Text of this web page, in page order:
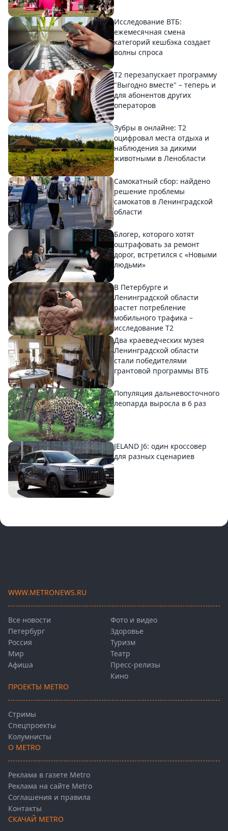
Исследование ВТБ:
ежемесячная смена
категорий кешбэка создает
волны спроса
Т2 перезапускает программу
"Выгодно вместе" – теперь и
для абонентов других
операторов
Зубры в онлайне: Т2
оцифровал места отдыха и
наблюдения за дикими
животными в Ленобласти
Самокатный сбор: найдено
решение проблемы
самокатов в Ленинградской
области
Блогер, которого хотят
оштрафовать за ремонт
дорог, встретился с «Новыми
людьми»
В Петербурге и
Ленинградской области
растет потребление
мобильного трафика –
исследование T2
Два краеведческих музея
Ленинградской области
стали победителями
грантовой программы ВТБ
Популяция дальневосточного
леопарда выросла в 6 раз
JELAND J6: один кроссовер
для разных сценариев
WWW.METRONEWS.RU
Все новости
Петербург
Россия
Мир
Афиша
Фото и видео
Здоровье
Туризм
Театр
Пресс-релизы
Кино
ПРОЕКТЫ METRO
Стримы
Спецпроекты
Колумнисты
О METRO
Реклама в газете Metro
Реклама на сайте Metro
Соглашения и правила
Контакты
СКАЧАЙ METRO